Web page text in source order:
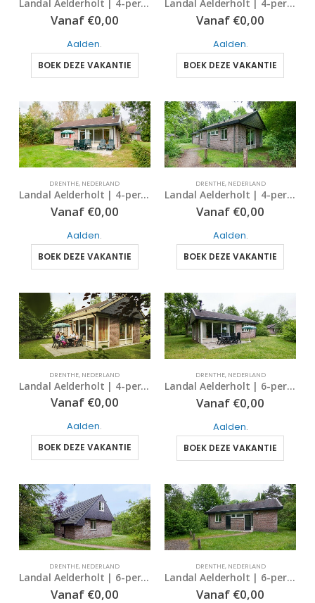
Landal Aelderholt | 4-persoonsbabybungalow – comfort | type 4CN | Aalden, Drenthe
Vanaf €0,00
Aalden.
BOEK DEZE VAKANTIE
Landal Aelderholt | 4-persoonsbungalow – comfort | type 4C | Aalden, Drenthe
Vanaf €0,00
Aalden.
BOEK DEZE VAKANTIE
DRENTHE, NEDERLAND
Landal Aelderholt | 4-persoonsbungalow – comfort | type 4CE | Aalden, Drenthe
Vanaf €0,00
Aalden.
BOEK DEZE VAKANTIE
DRENTHE, NEDERLAND
Landal Aelderholt | 4-persoonsbungalow | type 4B | Aalden, Drenthe
Vanaf €0,00
Aalden.
BOEK DEZE VAKANTIE
DRENTHE, NEDERLAND
Landal Aelderholt | 4-persoonskinderbungalow | type 4CK | Aalden, Drenthe
Vanaf €0,00
Aalden.
BOEK DEZE VAKANTIE
DRENTHE, NEDERLAND
Landal Aelderholt | 6-persoonsbungalow – comfort | type 6C | Aalden, Drenthe
Vanaf €0,00
Aalden.
BOEK DEZE VAKANTIE
DRENTHE, NEDERLAND
Landal Aelderholt | 6-persoonsbungalow – comfort | type CE | Aalden, Drenthe
Vanaf €0,00
DRENTHE, NEDERLAND
Landal Aelderholt | 6-persoonsbungalow | type 6B | Aalden, Drenthe
Vanaf €0,00